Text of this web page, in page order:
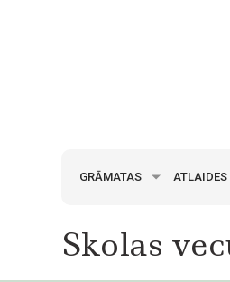
GRĀMATAS ATLAIDES
Skolas